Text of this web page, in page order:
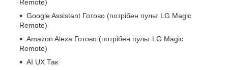
Remote)
Google Assistant Готово (потрібен пульт LG Magic
Remote)
Amazon Alexa Готово (потрібен пульт LG Magic
Remote)
AI UX Так